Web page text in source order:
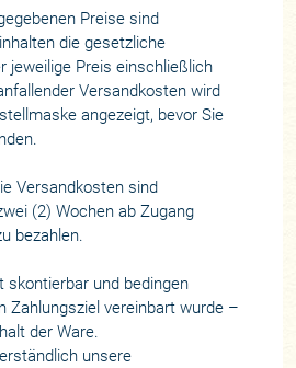
Preise sind
die gesetzliche
jeweilige Preis einschließlich
Versandkosten wird
angezeigt, bevor Sie
Versandkosten sind
(2) Wochen ab Zugang
bezahlen.
skontierbar und bedingen
Zahlungsziel vereinbart wurde –
der Ware.
unsere